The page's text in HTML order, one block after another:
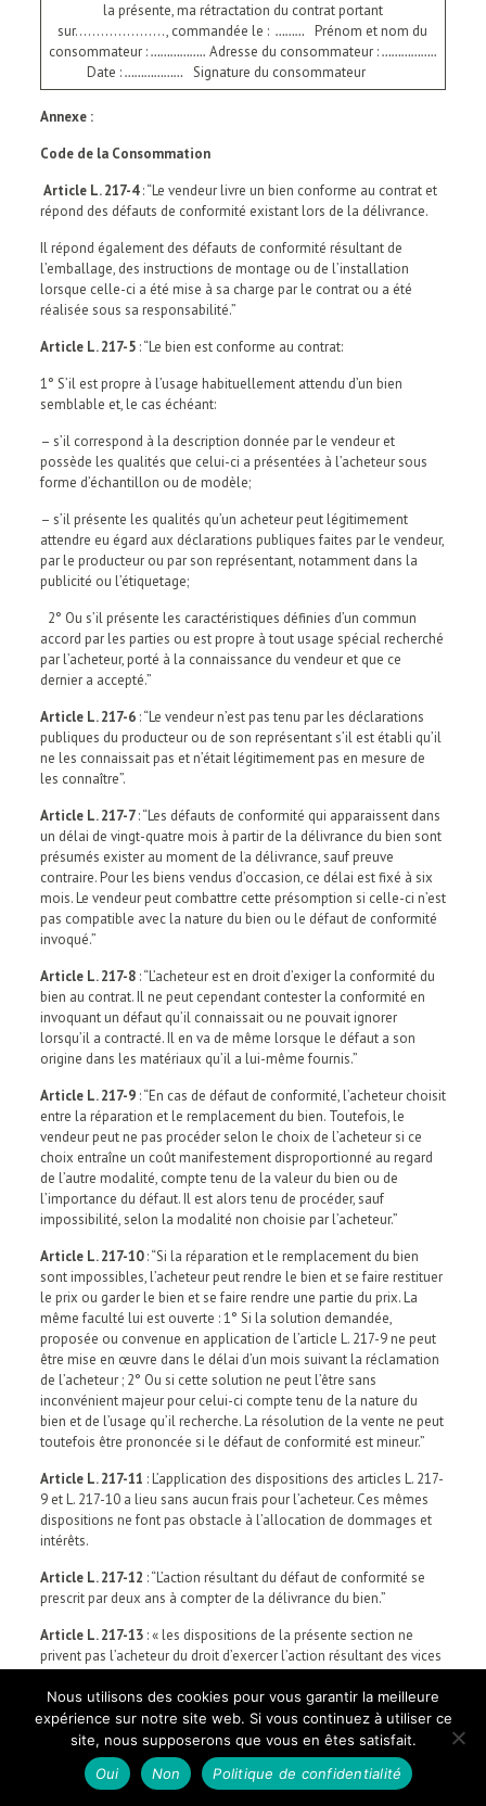
la présente, ma rétractation du contrat portant
sur…………………, commandée le :……… Prénom et nom du
consommateur :…………….. Adresse du consommateur :……………..
Date :……………… Signature du consommateur
Annexe :
Code de la Consommation
Article L. 217-4: “Le vendeur livre un bien conforme au contrat et
répond des défauts de conformité existant lors de la délivrance.
Il répond également des défauts de conformité résultant de
l’emballage, des instructions de montage ou de l’installation
lorsque celle-ci a été mise à sa charge par le contrat ou a été
réalisée sous sa responsabilité.”
Article L. 217-5 : “Le bien est conforme au contrat:
1° S’il est propre à l’usage habituellement attendu d’un bien
semblable et, le cas échéant:
– s’il correspond à la description donnée par le vendeur et
possède les qualités que celui-ci a présentées à l’acheteur sous
forme d’échantillon ou de modèle;
– s’il présente les qualités qu’un acheteur peut légitimement
attendre eu égard aux déclarations publiques faites par le vendeur,
par le producteur ou par son représentant, notamment dans la
publicité ou l’étiquetage;
2° Ou s’il présente les caractéristiques définies d’un commun
accord par les parties ou est propre à tout usage spécial recherché
par l’acheteur, porté à la connaissance du vendeur et que ce
dernier a accepté.”
Article L. 217-6 : “Le vendeur n’est pas tenu par les déclarations
publiques du producteur ou de son représentant s’il est établi qu’il
ne les connaissait pas et n’était légitimement pas en mesure de
les connaître”.
Article L. 217-7: “Les défauts de conformité qui apparaissent dans
un délai de vingt-quatre mois à partir de la délivrance du bien sont
présumés exister au moment de la délivrance, sauf preuve
contraire. Pour les biens vendus d’occasion, ce délai est fixé à six
mois. Le vendeur peut combattre cette présomption si celle-ci n’est
pas compatible avec la nature du bien ou le défaut de conformité
invoqué.”
Article L. 217-8 : “L’acheteur est en droit d’exiger la conformité du
bien au contrat. Il ne peut cependant contester la conformité en
invoquant un défaut qu’il connaissait ou ne pouvait ignorer
lorsqu’il a contracté. Il en va de même lorsque le défaut a son
origine dans les matériaux qu’il a lui-même fournis.”
Article L. 217-9 : “En cas de défaut de conformité, l’acheteur choisit
entre la réparation et le remplacement du bien. Toutefois, le
vendeur peut ne pas procéder selon le choix de l’acheteur si ce
choix entraîne un coût manifestement disproportionné au regard
de l’autre modalité, compte tenu de la valeur du bien ou de
l’importance du défaut. Il est alors tenu de procéder, sauf
impossibilité, selon la modalité non choisie par l’acheteur.”
Article L. 217-10: “Si la réparation et le remplacement du bien
sont impossibles, l’acheteur peut rendre le bien et se faire restituer
le prix ou garder le bien et se faire rendre une partie du prix. La
même faculté lui est ouverte : 1° Si la solution demandée,
proposée ou convenue en application de l’article L. 217-9 ne peut
être mise en œuvre dans le délai d’un mois suivant la réclamation
de l’acheteur ; 2° Ou si cette solution ne peut l’être sans
inconvénient majeur pour celui-ci compte tenu de la nature du
bien et de l’usage qu’il recherche. La résolution de la vente ne peut
toutefois être prononcée si le défaut de conformité est mineur.”
Article L. 217-11 : L’application des dispositions des articles L. 217-
9 et L. 217-10 a lieu sans aucun frais pour l’acheteur. Ces mêmes
dispositions ne font pas obstacle à l’allocation de dommages et
intérêts.
Article L. 217-12 : “L’action résultant du défaut de conformité se
prescrit par deux ans à compter de la délivrance du bien.”
Article L. 217-13 : « les dispositions de la présente section ne
privent pas l’acheteur du droit d’exercer l’action résultant des vices
civil ou toute autre action de nature contractuelle ou
extracontractuelle qui lui est reconnue par la loi. »
Article L. 217-14
: « L’action récursoire peur être exercée par le
vendeur final à l’encontre des vendeurs ou intermédiaires
successifs et du producteur du bien meuble corporel, selon les
Nous utilisons des cookies pour vous garantir la meilleure
expérience sur notre site web. Si vous continuez à utiliser ce
site, nous supposerons que vous en êtes satisfait.
Oui
Non Politique de confidentialité